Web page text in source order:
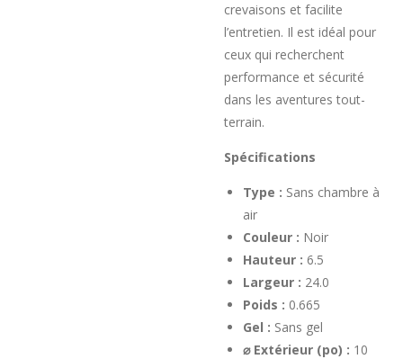
crevaisons et facilite
l’entretien. Il est idéal pour
ceux qui recherchent
performance et sécurité
dans les aventures tout-
terrain.
Spécifications
Type : Sans chambre à
air
Couleur : Noir
Hauteur : 6.5
Largeur : 24.0
Poids : 0.665
Gel : Sans gel
⌀ Extérieur (po) : 10